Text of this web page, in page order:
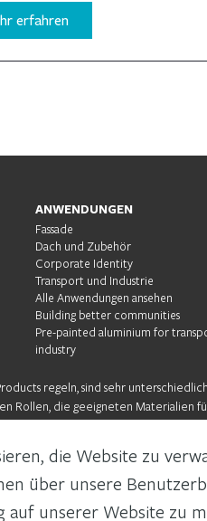
erfahren
ANWENDUNGEN
Fassade
Dach und Zubehör
Corporate Identity
Transport und Industrie
Alle Anwendungen ansehen
Building better communities
Pre-painted aluminium for
industry
regeln, sind sehr
Rollen, die geeigneten Materialien
Vorschriften zu bestimmen.
die Website zu
über unsere
auf unserer Website zu